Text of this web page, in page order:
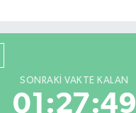
SONRAKI VAKTE KALAN
01:27:48